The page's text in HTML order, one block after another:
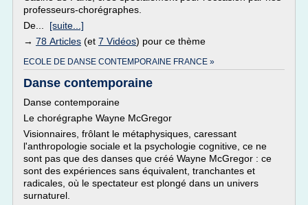
professeurs-chorégraphes.
De... [suite...]
→ 78 Articles (et 7 Vidéos) pour ce thème
ECOLE DE DANSE CONTEMPORAINE FRANCE »
Danse contemporaine
Danse contemporaine
Le chorégraphe Wayne McGregor
Visionnaires, frôlant le métaphysiques, caressant
l'anthropologie sociale et la psychologie cognitive, ce ne
sont pas que des danses que créé Wayne McGregor : ce
sont des expériences sans équivalent, tranchantes et
radicales, où le spectateur est plongé dans un univers
surnaturel.